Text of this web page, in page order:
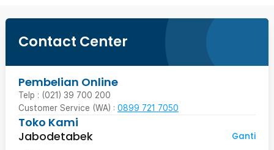
Contact Center
Pembelian Online
Telp : (021) 39 700 200
Customer Service (WA) : 0899 721 7050
Toko Kami
Jabodetabek
Ganti